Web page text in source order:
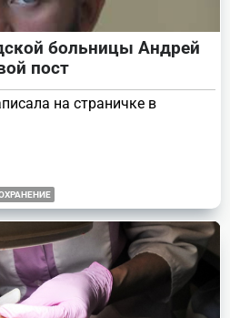
больницы Андрей
пост
на страничке в